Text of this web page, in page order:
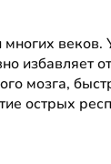
веков.
избавляет
мозга,
острых